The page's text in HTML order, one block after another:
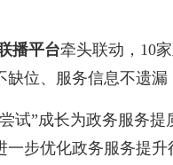
播平台牵头联动，10
位、服务信息不遗漏
”成长为政务服务提
步优化政务服务提